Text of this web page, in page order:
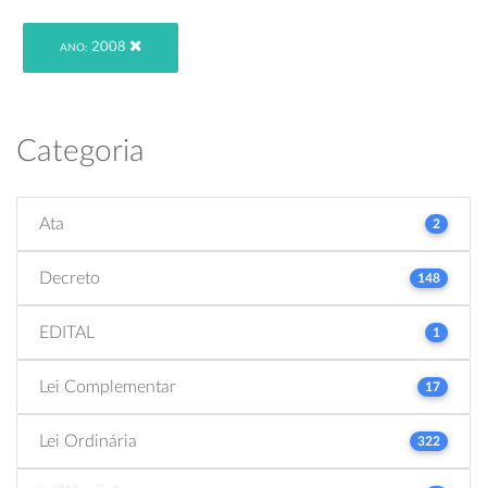
ANO: 2008
Categoria
Ata 2
Decreto 148
EDITAL 1
Lei Complementar 17
Lei Ordinária 322